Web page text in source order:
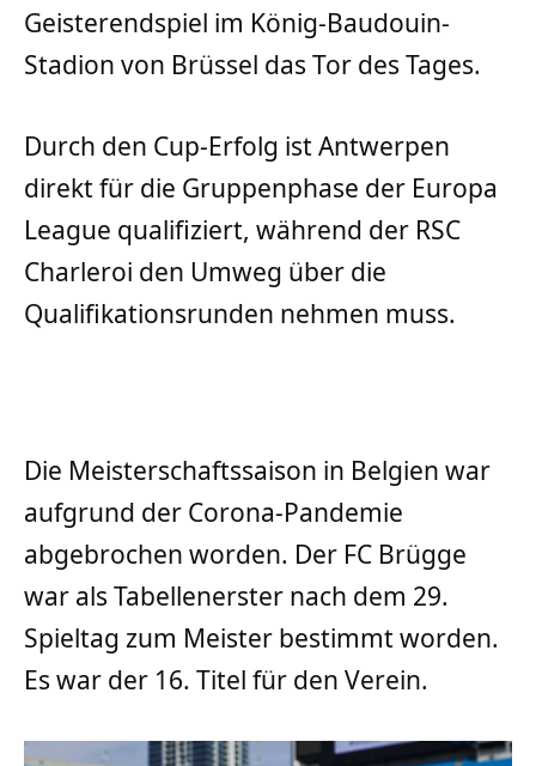
Geisterendspiel im König-Baudouin-
Stadion von Brüssel das Tor des Tages.
Durch den Cup-Erfolg ist Antwerpen
direkt für die Gruppenphase der Europa
League qualifiziert, während der RSC
Charleroi den Umweg über die
Qualifikationsrunden nehmen muss.
Die Meisterschaftssaison in Belgien war
aufgrund der Corona-Pandemie
abgebrochen worden. Der FC Brügge
war als Tabellenerster nach dem 29.
Spieltag zum Meister bestimmt worden.
Es war der 16. Titel für den Verein.